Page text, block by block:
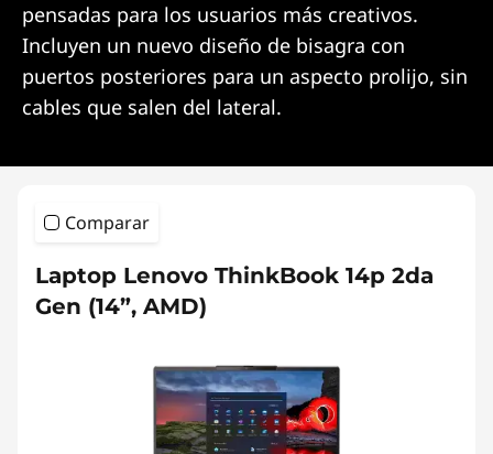
pensadas para los usuarios más creativos.
Incluyen un nuevo diseño de bisagra con
puertos posteriores para un aspecto prolijo, sin
cables que salen del lateral.
Comparar
Laptop Lenovo ThinkBook 14p 2da
Gen (14”, AMD)